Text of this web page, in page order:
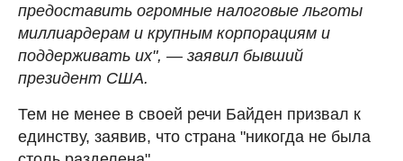
предоставить огромные налоговые льготы
миллиардерам и крупным корпорациям и
поддерживать их", — заявил бывший
президент США.
Тем не менее в своей речи Байден призвал к
единству, заявив, что страна "никогда не была